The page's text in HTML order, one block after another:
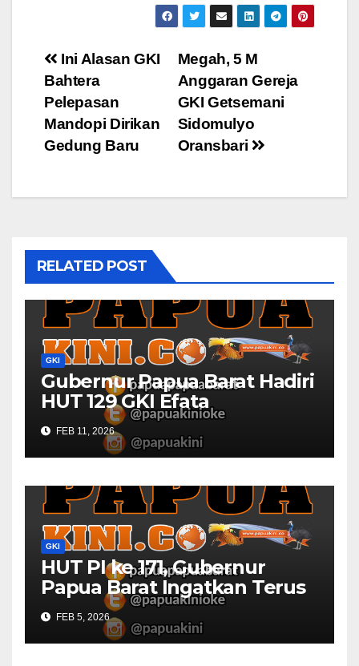
Post
navigation
Megah, 5 M
Anggaran Gereja
GKI Getsemani
Sidomulyo
Oransbari
Ini Alasan GKI
Bahtera
Pelepasan
Mandopi Dirikan
Gedung Baru
RELATED POST
GKI
Gubernur Papua Barat Hadiri
HUT 129 GKI Efata
Manggoapi
FEB 11, 2026
GKI
HUT PI ke 171, Gubernur
Papua Barat Ingatkan Terus
Jadi Garam dan Terang
Dunia
FEB 5, 2026